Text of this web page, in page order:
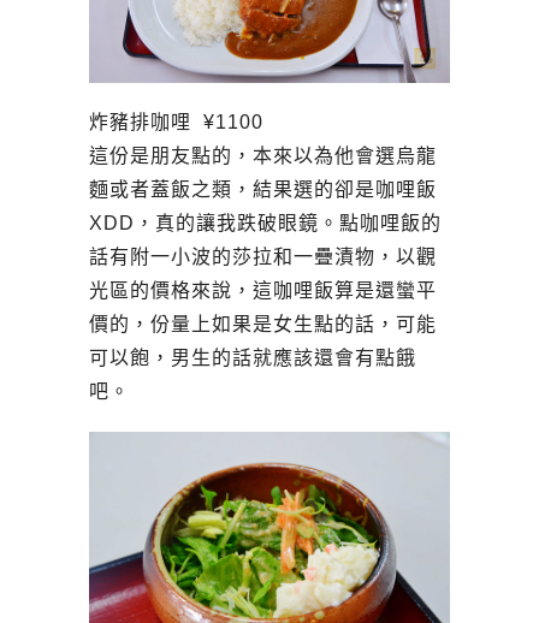
炸豬排咖哩 ¥1100
這份是朋友點的，本來以為他會選烏龍
麵或者蓋飯之類，結果選的卻是咖哩飯
XDD，真的讓我跌破眼鏡。點咖哩飯的
話有附一小波的莎拉和一疊漬物，以觀
光區的價格來說，這咖哩飯算是還蠻平
價的，份量上如果是女生點的話，可能
可以飽，男生的話就應該還會有點餓
吧。